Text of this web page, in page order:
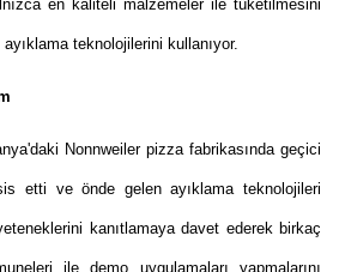
en kaliteli malzemeler ile tüketilmesini
teknolojilerini kullanıyor.
Nonnweiler pizza fabrikasında geçici
etti ve önde gelen ayıklama teknolojileri
kanıtlamaya davet ederek birkaç
ile demo uygulamaları yapmalarını